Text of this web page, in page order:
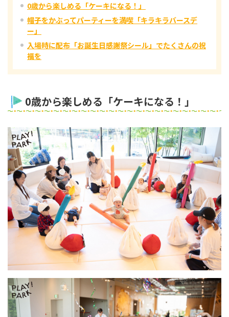
0歳から楽しめる「ケーキになる！」
帽子をかぶってパーティーを満喫「キラキラバースデ
ー」
入場時に配布「お誕生日感謝祭シール」でたくさんの祝
福を
0歳から楽しめる「ケーキになる！」